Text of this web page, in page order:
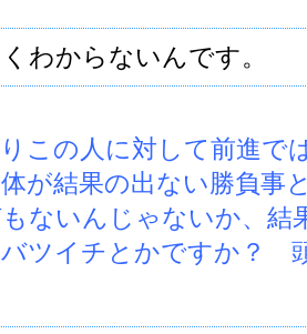
わからないんです。
この人に対して前進で
が結果の出ない勝負事
ないんじゃないか、結
バツイチとかですか？